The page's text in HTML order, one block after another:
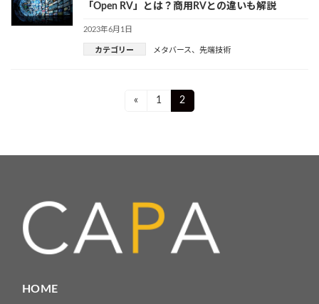
「Open RV」とは？商用RVとの違いも解説
2023年6月1日
カテゴリー メタバース、 先端技術
ー
シ
ン
« Page
1 Page
2
HOME